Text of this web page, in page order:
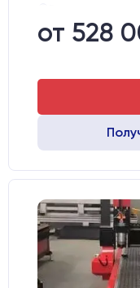
Тип стола:
от 528